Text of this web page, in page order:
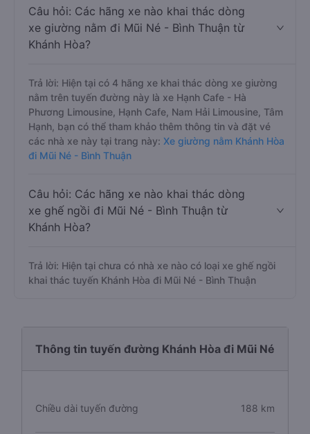
Câu hỏi: Các hãng xe nào khai thác dòng
xe giường nằm đi Mũi Né - Bình Thuận từ
Khánh Hòa?
Trả lời: Hiện tại có 4 hãng xe khai thác dòng xe giường
nằm trên tuyến đường này là xe Hạnh Cafe - Hà
Phương Limousine, Hạnh Cafe, Nam Hải Limousine, Tâm
Hạnh, bạn có thể tham khảo thêm thông tin và đặt vé
các nhà xe này tại trang này: Xe giường nằm Khánh Hòa
đi Mũi Né - Bình Thuận
Câu hỏi: Các hãng xe nào khai thác dòng
xe ghế ngồi đi Mũi Né - Bình Thuận từ
Khánh Hòa?
Trả lời: Hiện tại chưa có nhà xe nào có loại xe ghế ngồi
khai thác tuyến Khánh Hòa đi Mũi Né - Bình Thuận
Thông tin tuyến đường Khánh Hòa đi Mũi Né
Chiều dài tuyến đường 188 km